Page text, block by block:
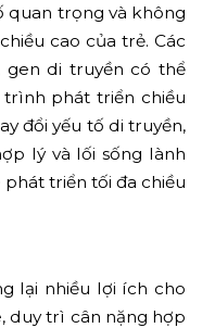
quan trọng và không
cao của trẻ. Các
gen di truyền có thể
phát triển chiều
đổi yếu tố di truyền,
lý và lối sống lành
triển tối đa chiều
lại nhiều lợi ích cho
duy trì cân nặng hợp